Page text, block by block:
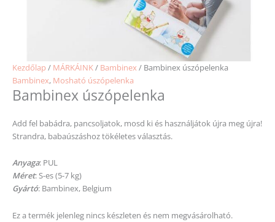
Kezdőlap / MÁRKÁINK/ Bambinex / Bambinex úszópelenka
Bambinex, Mosható úszópelenka
Bambinex úszópelenka
Add fel babádra, pancsoljatok, mosd ki és használjátok újra meg újra!
Strandra, babaúszáshoz tökéletes választás.
Anyaga: PUL
Méret: S-es (5-7 kg)
Gyártó: Bambinex, Belgium
Ez a termék jelenleg nincs készleten és nem megvásárolható.